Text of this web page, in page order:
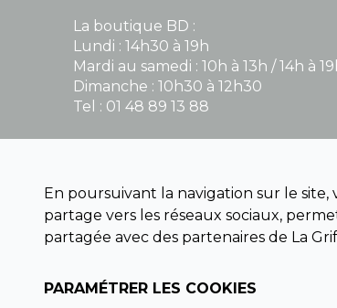
La boutique BD :
Lundi : 14h30 à 19h
Mardi au samedi : 10h à 13h / 14h à
Dimanche : 10h30 à 12h30
Tel : 01 48 89 13 88
NOUS CONTACTER
contact@la-griffe-noire.com
En poursuivant la navigation sur le
partage vers les réseaux sociaux,
partagée avec des partenaires de La
PARAMÉTRER LES COOKIES